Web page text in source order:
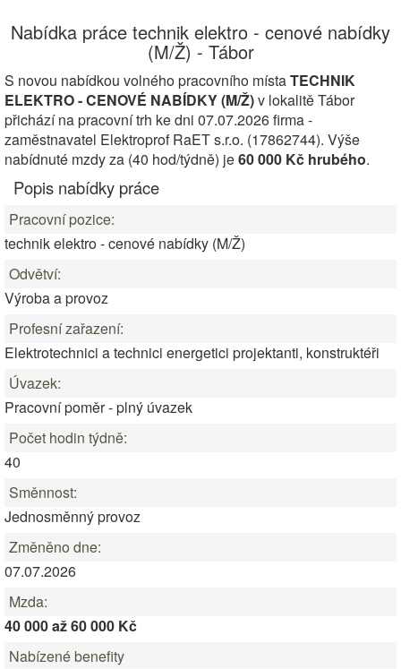
Nabídka práce technik elektro - cenové nabídky
(M/Ž) - Tábor
S novou nabídkou volného pracovního místaTECHNIK
ELEKTRO - CENOVÉ NABÍDKY (M/Ž)v lokalitě Tábor
přichází na pracovní trh ke dni 07.07.2026 firma -
zaměstnavatel Elektroprof RaET s.r.o. (17862744). Výše
nabídnuté mzdy za (40 hod/týdně) je60 000 Kč hrubého.
Popis nabídky práce
Pracovní pozice:
technik elektro - cenové nabídky (M/Ž)
Odvětví:
Výroba a provoz
Profesní zařazení:
Elektrotechnici a technici energetici projektanti, konstruktéři
Úvazek:
Pracovní poměr - plný úvazek
Počet hodin týdně:
40
Směnnost:
Jednosměnný provoz
Změněno dne:
07.07.2026
Mzda:
40 000 až 60 000 Kč
Nabízené benefity